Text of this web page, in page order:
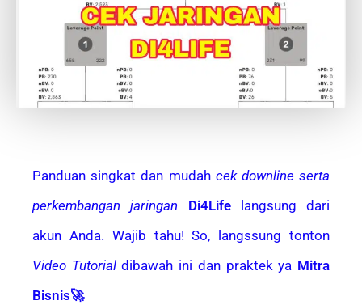
Panduan singkat dan mudah cek downline serta
perkembangan jaringan
Di4Lifelangsung dari
akun Anda. Wajib tahu! So, langssung tonton
Video Tutorialdibawah ini dan praktek ya Mitra
Bisnis🚀